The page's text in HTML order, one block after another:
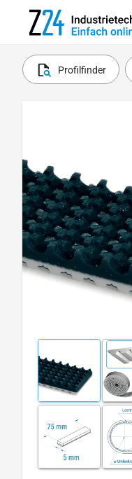
Profilfinder